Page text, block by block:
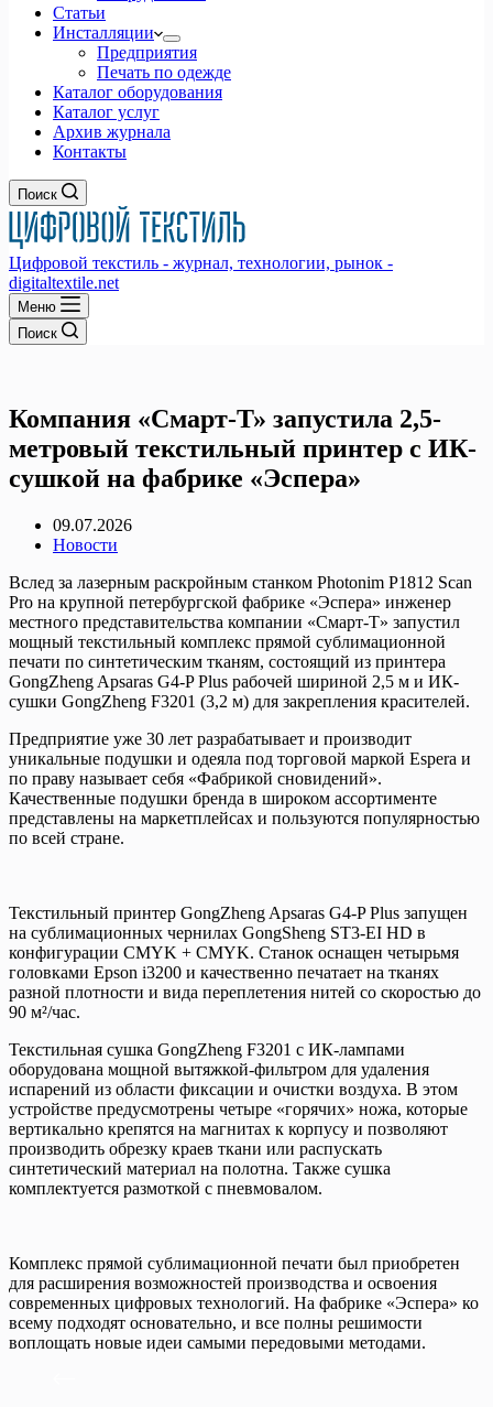
Статьи
Инсталляции
Предприятия
Печать по одежде
Каталог оборудования
Каталог услуг
Архив журнала
Контакты
Поиск
Цифровой текстиль - журнал, технологии, рынок -
digitaltextile.net
Меню
Поиск
Компания «Смарт-Т» запустила 2,5-
метровый текстильный принтер с ИК-
сушкой на фабрике «Эспера»
09.07.2026
Новости
Вслед за лазерным раскройным станком Photonim P1812 Scan
Pro на крупной петербургской фабрике «Эспера» инженер
местного представительства компании «Смарт-Т» запустил
мощный текстильный комплекс прямой сублимационной
печати по синтетическим тканям, состоящий из принтера
GongZheng Apsaras G4-P Plus рабочей шириной 2,5 м и ИК-
сушки GongZheng F3201 (3,2 м) для закрепления красителей.
Предприятие уже 30 лет разрабатывает и производит
уникальные подушки и одеяла под торговой маркой Espera и
по праву называет себя «Фабрикой сновидений».
Качественные подушки бренда в широком ассортименте
представлены на маркетплейсах и пользуются популярностью
по всей стране.
Текстильный принтер GongZheng Apsaras G4-P Plus запущен
на сублимационных чернилах GongSheng ST3-EI HD в
конфигурации CMYK + CMYK. Станок оснащен четырьмя
головками Epson i3200 и качественно печатает на тканях
разной плотности и вида переплетения нитей со скоростью до
90 м²/час.
Текстильная сушка GongZheng F3201 с ИК-лампами
оборудована мощной вытяжкой-фильтром для удаления
испарений из области фиксации и очистки воздуха. В этом
устройстве предусмотрены четыре «горячих» ножа, которые
вертикально крепятся на магнитах к корпусу и позволяют
производить обрезку краев ткани или распускать
синтетический материал на полотна. Также сушка
комплектуется размоткой с пневмовалом.
Комплекс прямой сублимационной печати был приобретен
для расширения возможностей производства и освоения
современных цифровых технологий. На фабрике «Эспера» ко
всему подходят основательно, и все полны решимости
воплощать новые идеи самыми передовыми методами.